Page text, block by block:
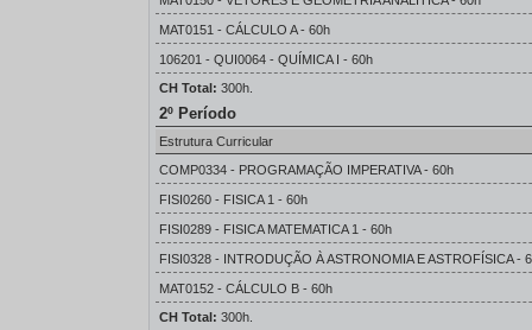
MAT0151 - CÁLCULO A - 60h
106201 - QUI0064 - QUÍMICA I - 60h
CH Total: 300h.
2º Período
Estrutura Curricular
COMP0334 - PROGRAMAÇÃO IMPERATIVA - 60h
FISI0260 - FISICA 1 - 60h
FISI0289 - FISICA MATEMATICA 1 - 60h
FISI0328 - INTRODUÇÃO À ASTRONOMIA E ASTROFÍSICA -
MAT0152 - CÁLCULO B - 60h
CH Total: 300h.